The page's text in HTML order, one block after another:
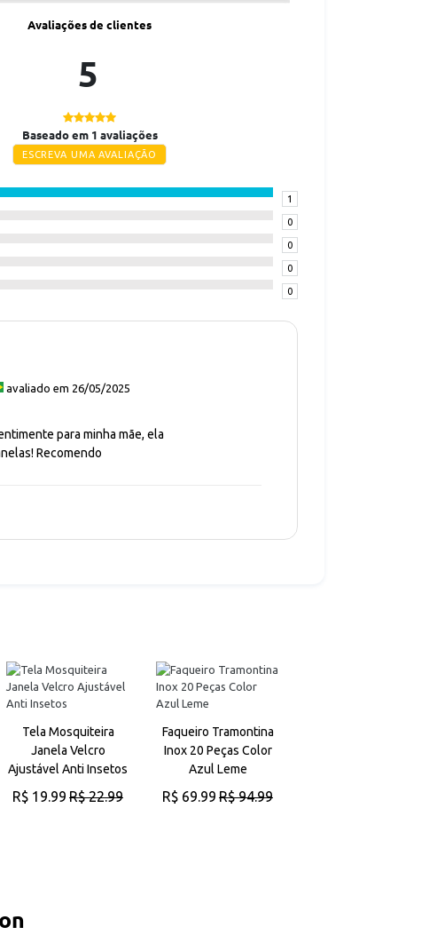
Avaliações de clientes
5
Baseado em 1 avaliações
ESCREVA UMA AVALIAÇÃO
1
0
0
0
0
avaliado em 26/05/2025
para minha mãe, ela
Recomendo
Tela Mosquiteira
Janela Velcro
Ajustável Anti Insetos
R$ 19.99 R$ 22.99
Faqueiro Tramontina
Inox 20 Peças Color
Azul Leme
R$ 69.99 R$ 94.99